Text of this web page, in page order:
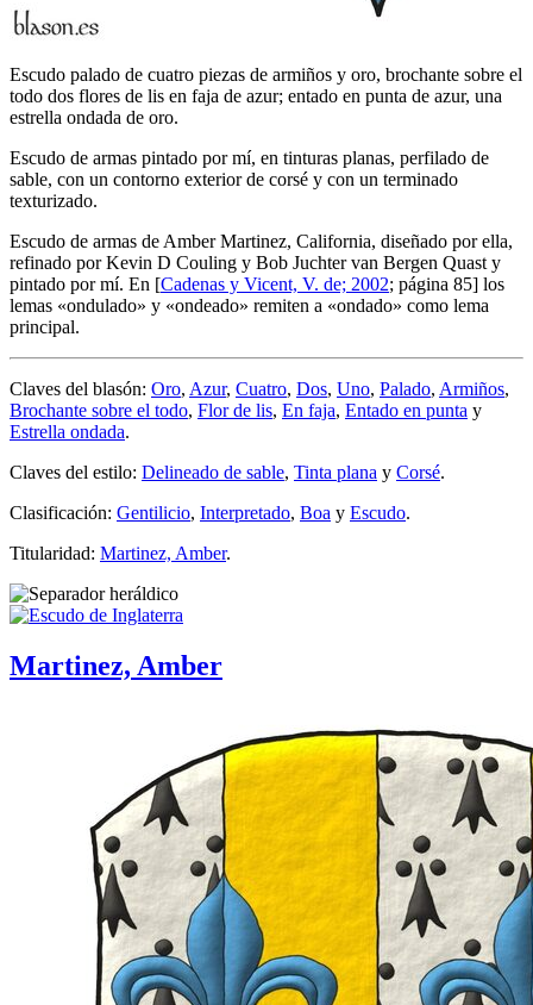
Escudo palado de cuatro piezas de armiños y oro, brochante sobre el
todo dos flores de lis en faja de azur; entado en punta de azur, una
estrella ondada de oro.
Escudo de armas pintado por mí, en tinturas planas, perfilado de
sable, con un contorno exterior de corsé y con un terminado
texturizado.
Escudo de armas de Amber Martinez, California, diseñado por ella,
refinado por Kevin D Couling y Bob Juchter van Bergen Quast y
pintado por mí. En [Cadenas y Vicent, V. de; 2002; página 85] los
lemas «ondulado» y «ondeado» remiten a «ondado» como lema
principal.
Claves del blasón: Oro, Azur, Cuatro, Dos, Uno, Palado, Armiños,
Brochante sobre el todo, Flor de lis, En faja, Entado en punta y
Estrella ondada.
Claves del estilo: Delineado de sable, Tinta plana y Corsé.
Clasificación: Gentilicio, Interpretado, Boa y Escudo.
Titularidad: Martinez, Amber.
Martinez, Amber